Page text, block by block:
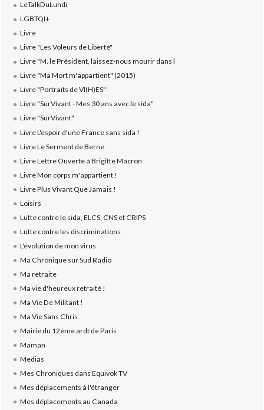
LeTalkDuLundi
LGBTQI+
Livre
Livre "Les Voleurs de Liberté"
Livre "M. le Président, laissez-nous mourir dans l
Livre "Ma Mort m'appartient" (2015)
Livre "Portraits de VI(H)ES"
Livre "SurVivant - Mes 30 ans avec le sida"
Livre "SurVivant"
Livre L'espoir d'une France sans sida !
Livre Le Serment de Berne
Livre Lettre Ouverte à Brigitte Macron
Livre Mon corps m'appartient !
Livre Plus Vivant Que Jamais !
Loisirs
Lutte contre le sida, ELCS, CNS et CRIPS
Lutte contre les discriminations
L'évolution de mon virus
Ma Chronique sur Sud Radio
Ma retraite
Ma vie d'heureux retraité !
Ma Vie De Militant !
Ma Vie Sans Chris
Mairie du 12ème ardt de Paris
Maman
Medias
Mes Chroniques dans Equivok TV
Mes déplacements à l'étranger
Mes déplacements au Canada